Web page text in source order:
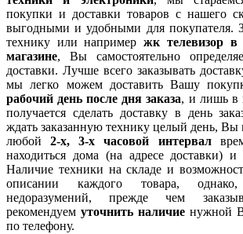
покупки и доставки товаров с нашего
выгодными и удобными для покупателя.
технику или напримержк телевизор в
магазине, Вы самостоятельно
доставки. Лучше всего заказывать
мы легко можем доставить Вашу
рабочий день после дня заказа, и лишь в
получается сделать доставку в день
ждать заказанную технику целый день, Вы
любой2-х, 3-х часовой интервал
находиться дома (на адресе доставки) и
Наличие техники на складе и
описании каждого товара,
недоразумений, прежде чем
рекомендуем уточнить наличие нужной
по телефону.